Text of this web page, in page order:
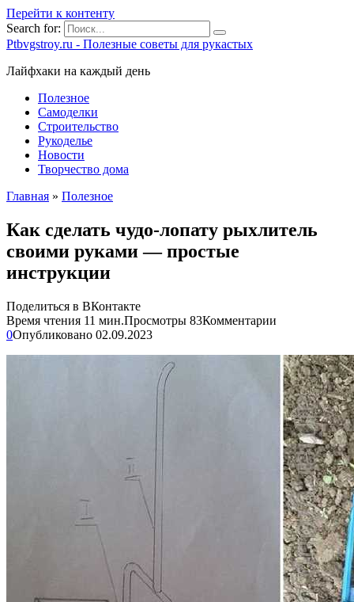
Перейти к контенту
Search for:
Ptbvgstroy.ru - Полезные советы для рукастых
Лайфхаки на каждый день
Полезное
Самоделки
Строительство
Рукоделье
Новости
Творчество дома
Главная » Полезное
Как сделать чудо-лопату рыхлитель
своими руками — простые
инструкции
Поделиться в ВКонтакте
Время чтения 11 мин.Просмотры 83Комментарии
0Опубликовано 02.09.2023